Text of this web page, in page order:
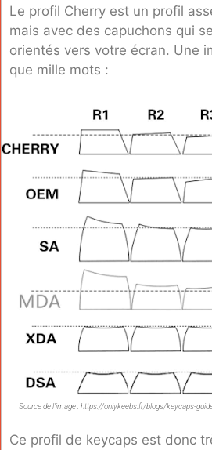
Le profil Cherry est un profil
mais avec des capuchons qui
orientés vers votre écran. Une
que mille mots :
Source de l'image : https://onlykeebs.fr/blogs/keycaps-
Ce profil de keycaps est donc